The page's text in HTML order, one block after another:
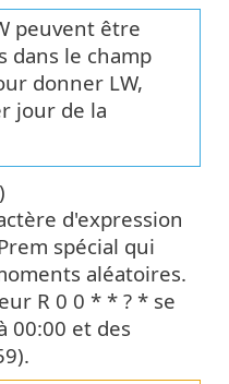
peuvent être
dans le champ
donner LW,
jour de la
d'expression
Prem spécial qui
aléatoires.
R 0 0 * * ? * se
00:00 et des